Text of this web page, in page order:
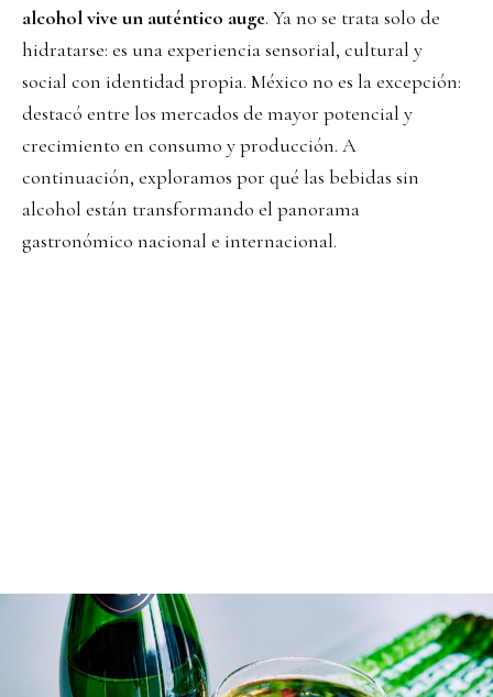
alcohol vive un auténtico auge. Ya no se trata solo de
hidratarse: es una experiencia sensorial, cultural y
social con identidad propia. México no es la excepción:
destacó entre los mercados de mayor potencial y
crecimiento en consumo y producción. A
continuación, exploramos por qué las bebidas sin
alcohol están transformando el panorama
gastronómico nacional e internacional.